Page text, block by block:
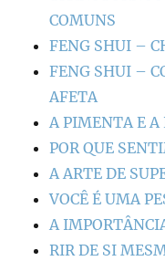
COMUNS
FENG SHUI –
FENG SHUI –
AFETA
A PIMENTA E A
POR QUE
A ARTE DE
VOCÊ É UMA
A
RIR DE SI